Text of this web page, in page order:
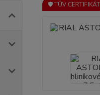
🛡️ TÜV CERTIFIKÁT